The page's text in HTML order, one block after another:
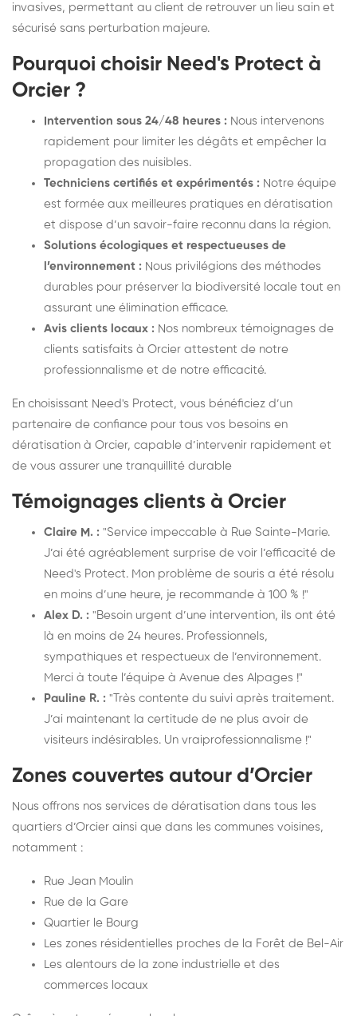
invasives, permettant au client de retrouver un lieu sain et
sécurisé sans perturbation majeure.
Pourquoi choisir Need's Protect à
Orcier ?
Intervention sous 24/48 heures : Nous intervenons
rapidement pour limiter les dégâts et empêcher la
propagation des nuisibles.
Techniciens certifiés et expérimentés : Notre équipe
est formée aux meilleures pratiques en dératisation
et dispose d’un savoir-faire reconnu dans la région.
Solutions écologiques et respectueuses de
l’environnement : Nous privilégions des méthodes
durables pour préserver la biodiversité locale tout en
assurant une élimination efficace.
Avis clients locaux : Nos nombreux témoignages de
clients satisfaits à Orcier attestent de notre
professionnalisme et de notre efficacité.
En choisissant Need's Protect, vous bénéficiez d’un
partenaire de confiance pour tous vos besoins en
dératisation à Orcier, capable d’intervenir rapidement et
de vous assurer une tranquillité durable
Témoignages clients à Orcier
Claire M. : "Service impeccable à Rue Sainte-Marie.
J’ai été agréablement surprise de voir l’efficacité de
Need's Protect. Mon problème de souris a été résolu
en moins d’une heure, je recommande à 100 % !"
Alex D. : "Besoin urgent d’une intervention, ils ont été
là en moins de 24 heures. Professionnels,
sympathiques et respectueux de l’environnement.
Merci à toute l’équipe à Avenue des Alpages !"
Pauline R. : "Très contente du suivi après traitement.
J’ai maintenant la certitude de ne plus avoir de
visiteurs indésirables. Un vraiprofessionnalisme !"
Zones couvertes autour d’Orcier
Nous offrons nos services de dératisation dans tous les
quartiers d’Orcier ainsi que dans les communes voisines,
notamment :
Rue Jean Moulin
Rue de la Gare
Quartier le Bourg
Les zones résidentielles proches de la Forêt de Bel-Air
Les alentours de la zone industrielle et des
commerces locaux